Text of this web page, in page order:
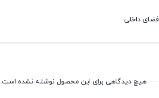
فضای داخلی
هیچ دیدگاهی برای این محصول نوشته نشده است.